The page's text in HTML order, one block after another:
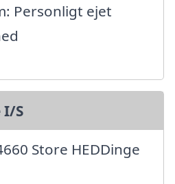
Personligt ejet
I/S
Store HEDDinge